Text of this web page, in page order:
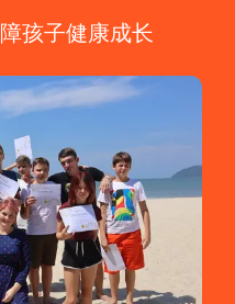
孩子健康成长